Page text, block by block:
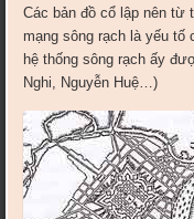
Các bản đồ cổ lập nên
mạng sông rạch là yếu tố
hệ thống sông rạch ấy
Nghi, Nguyễn Huệ…)